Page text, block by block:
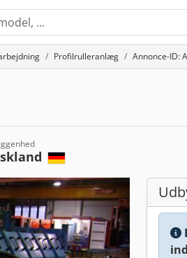
Profilrulleranlæg Annonce-ID: